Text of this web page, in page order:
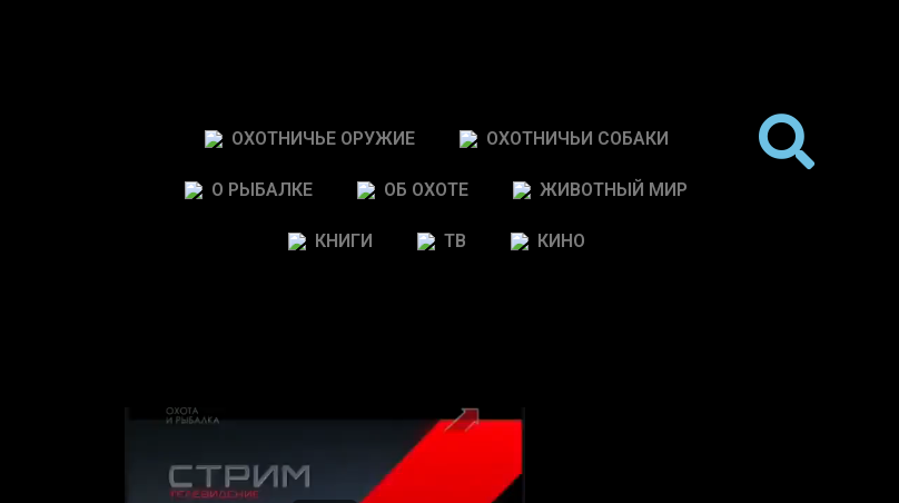
ОХОТНИЧЬЕ ОРУЖИЕ ОХОТНИЧЬИ СОБАКИ
О РЫБАЛКЕ ОБ ОХОТЕ ЖИВОТНЫЙ МИР
КНИГИ ТВ КИНО